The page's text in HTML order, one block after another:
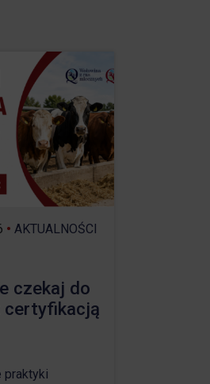
• AKTUALNOŚCI
czekaj do
certyfikacją
praktyki